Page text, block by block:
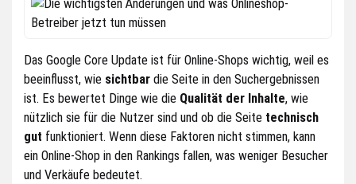
Das Google Core Update ist für Online-Shops wichtig, weil es
beeinflusst, wie sichtbar die Seite in den Suchergebnissen
ist. Es bewertet Dinge wie die Qualität der Inhalte, wie
nützlich sie für die Nutzer sind und ob die Seite technisch
gut funktioniert. Wenn diese Faktoren nicht stimmen, kann
ein Online-Shop in den Rankings fallen, was weniger Besucher
und Verkäufe bedeutet.